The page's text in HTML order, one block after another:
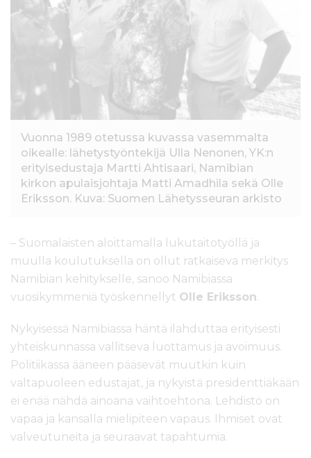
Vuonna 1989 otetussa kuvassa vasemmalta
oikealle: lähetystyöntekijä Ulla Nenonen, YK:n
erityisedustaja Martti Ahtisaari, Namibian
kirkon apulaisjohtaja Matti Amadhila sekä Olle
Eriksson. Kuva: Suomen Lähetysseuran arkisto
– Suomalaisten aloittamalla lukutaitotyöllä ja
muulla koulutuksella on ollut ratkaiseva merkitys
Namibian kehitykselle, sanoo Namibiassa
vuosikymmeniä työskennellyt Olle Eriksson.
Nykyisessä Namibiassa häntä ilahduttaa erityisesti
yhteiskunnassa vallitseva luottamus ja avoimuus.
Politiikassa ääneen pääsevät muutkin kuin
valtapuoleen edustajat, ja nykyistä presidenttiäkään
ei enää nähdä ainoana vaihtoehtona. Lehdistö on
vapaa ja kansalla mielipiteen vapaus. Ihmiset ovat
valveutuneita ja seuraavat tapahtumia.